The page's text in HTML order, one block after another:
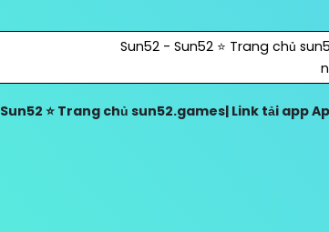
Sun52 - Sun52 ⭐️ Trang chủ
Sun52 ⭐️ Trang chủ sun52.games| Link tải app